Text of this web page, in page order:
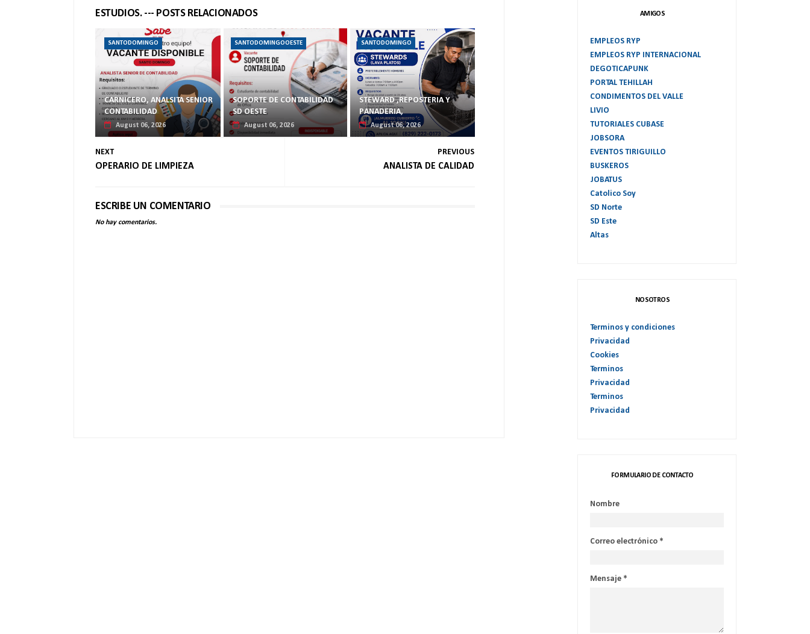
ESTUDIOS. --- POSTS RELACIONADOS
SANTODOMINGO
CARNICERO, ANALSITA SENIOR
CONTABILIDAD
August 06, 2026
SANTODOMINGOOESTE
SOPORTE DE CONTABILIDAD
SD OESTE
August 06, 2026
SANTODOMINGO
STEWARD ,REPOSTERIA Y
PANADERIA,
August 06, 2026
NEXT
OPERARIO DE LIMPIEZA
PREVIOUS
ANALISTA DE CALIDAD
ESCRIBE UN COMENTARIO
No hay comentarios.
AMIGOS
EMPLEOS RYP
EMPLEOS RYP INTERNACIONAL
DEGOTICAPUNK
PORTAL TEHILLAH
CONDIMENTOS DEL VALLE
LIVIO
TUTORIALES CUBASE
JOBSORA
EVENTOS TIRIGUILLO
BUSKEROS
JOBATUS
Catolico Soy
SD Norte
SD Este
Altas
NOSOTROS
Terminos y condiciones
Privacidad
Cookies
Terminos
Privacidad
Terminos
Privacidad
FORMULARIO DE CONTACTO
Nombre
Correo electrónico *
Mensaje *